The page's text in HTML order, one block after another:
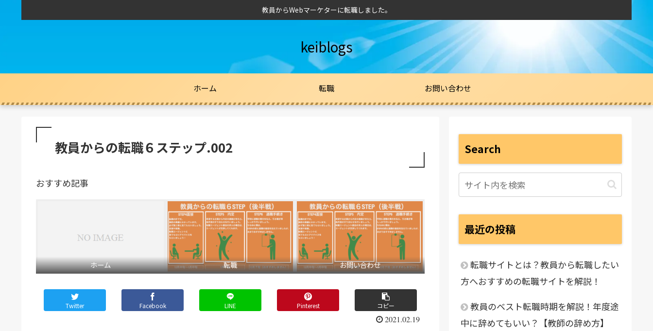
教員からWebマーケターに転職しました。
keiblogs
ホーム 転職 お問い合わせ
教員からの転職６ステップ.002
おすすめ記事
ホーム 転職 お問い合わせ
Twitter Facebook LINE Pinterest コピー
2021.02.19
Search
最近の投稿
転職サイトとは？教員から転職したい
方へおすすめの転職サイトを解説！
教員のベスト転職時期を解説！年度途
中に辞めてもいい？【教師の辞め方】